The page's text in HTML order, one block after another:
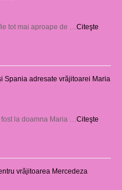
tot mai aproape de … Citeşte
Spania adresate vrăjitoarei Maria
la doamna Maria … Citeşte
vrăjitoarea Mercedeza